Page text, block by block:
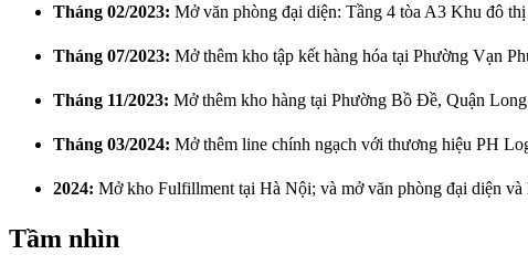
Tháng 02/2023: Mở văn phòng đại diện: Tầng 4 tòa A3 Khu đô
Tháng 07/2023: Mở thêm kho tập kết hàng hóa tại Phường Vạn
Tháng 11/2023: Mở thêm kho hàng tại Phường Bồ Đề, Quận
Tháng 03/2024: Mở thêm line chính ngạch với thương hiệu PH
2024: Mở kho Fulfillment tại Hà Nội; và mở văn phòng đại diện và
Tầm nhìn